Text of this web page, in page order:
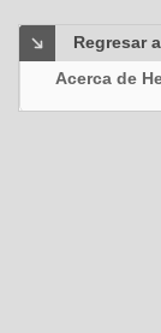
Regresar
Acerca de